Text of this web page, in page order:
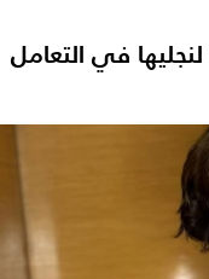
في التعامل